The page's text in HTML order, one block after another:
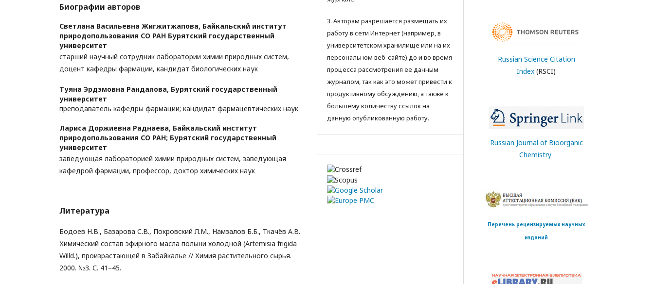
Биографии авторов
Светлана Васильевна Жигжитжапова, Байкальский институт
природопользования СО РАН Бурятский государственный
университет
старший научный сотрудник лаборатории химии природных систем,
доцент кафедры фармации, кандидат биологических наук
Туяна Эрдэмовна Рандалова, Бурятский государственный
университет
преподаватель кафедры фармации; кандидат фармацевтических наук
Лариса Доржиевна Раднаева, Байкальский институт
природопользования СО РАН; Бурятский государственный
университет
заведующая лабораторией химии природных систем, заведующая
кафедрой фармации, профессор, доктор химических наук
Литература
Бодоев Н.В., Базарова С.В., Покровский Л.М., Намзалов Б.Б., Ткачёв А.В.
Химический состав эфирного масла полыни холодной (Artemisia frigida
Willd.), произрастающей в Забайкалье // Химия растительного сырья.
2000. №3. С. 41–45.
3. Авторам разрешается размещать их
работу в сети Интернет (например, в
университетском хранилище или на их
персональном веб-сайте) до и во время
процесса рассмотрения ее данным
журналом, так как это может привести к
продуктивному обсуждению, а также к
большему количеству ссылок на
данную опубликованную работу.
Russian Science Citation
Index (RSCI)
Russian Journal of Bioorganic
Chemistry
Перечень рецензируемых научных
изданий